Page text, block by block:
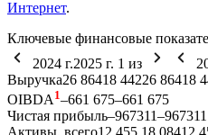
Интернет.
Ключевые финансовые
2024 г.2025 г. 1 из
Выручка26 86418 44226 86418
OIBDA 1–661 675–661 675
Чистая прибыль–967311–967311
Активы, всего12 455 18 08412